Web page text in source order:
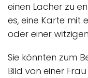
einen Lacher zu
es, eine Karte mit
oder einer
Sie könnten zum
Bild von einer